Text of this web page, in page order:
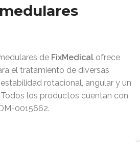
de FixMedical ofrece
el tratamiento de diversas
rotacional, angular y un
Todos los productos cuentan con
0015662.